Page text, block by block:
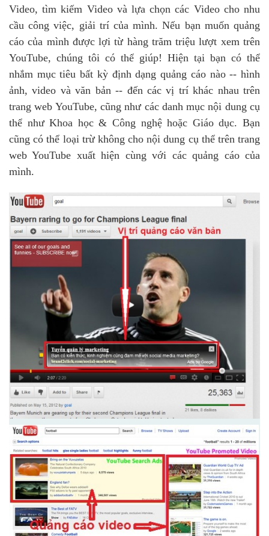
Video, tìm kiếm Video và lựa chọn các Video cho nhu
cầu công việc, giải trí của mình. Nếu bạn muốn quảng
cáo của mình được lợi từ hàng trăm triệu lượt xem trên
YouTube, chúng tôi có thể giúp! Hiện tại bạn có thể
nhắm mục tiêu bất kỳ định dạng quảng cáo nào -- hình
ảnh, video và văn bản -- đến các vị trí khác nhau trên
trang web YouTube, cũng như các danh mục nội dung cụ
thể như Khoa học & Công nghệ hoặc Giáo dục. Bạn
cũng có thể loại trừ không cho nội dung cụ thể trên trang
web YouTube xuất hiện cùng với các quảng cáo của
mình.